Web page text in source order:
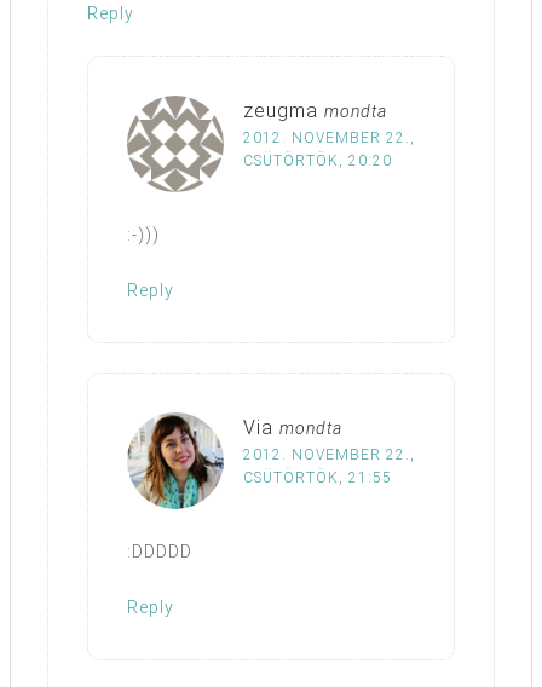
Reply
zeugma mondta
2012. NOVEMBER 22.,
CSÜTÖRTÖK, 20:20
:-)))
Reply
Via mondta
2012. NOVEMBER 22.,
CSÜTÖRTÖK, 21:55
:DDDDD
Reply